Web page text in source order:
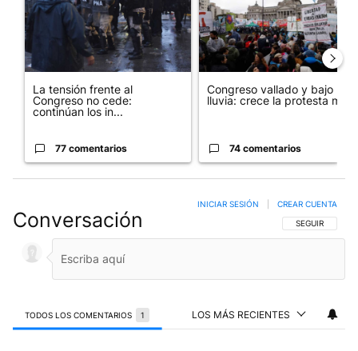
La tensión frente al
Congreso no cede:
continúan los in...
77 comentarios
Congreso vallado y bajo la
lluvia: crece la protesta mi...
74 comentarios
Conversación SIGA ESTA
SEGUIR
INICIAR SESIÓN CREAR CUENTA
TODOS LOS COMENTARIOS 1 LOS MÁS RECIENTES